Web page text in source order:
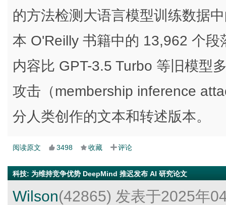
的方法检测大语言模型训练数据
本 O'Reilly 书籍中的 13,962 个段
内容比 GPT-3.5 Turbo 等旧模型
攻击（membership inference
分人类创作的文本和转述版本。
阅读原文 3498 收藏 评论
科技: 为维持竞争优势 DeepMind 推迟发布 AI 研究论文
Wilson(42865) 发表于2025年